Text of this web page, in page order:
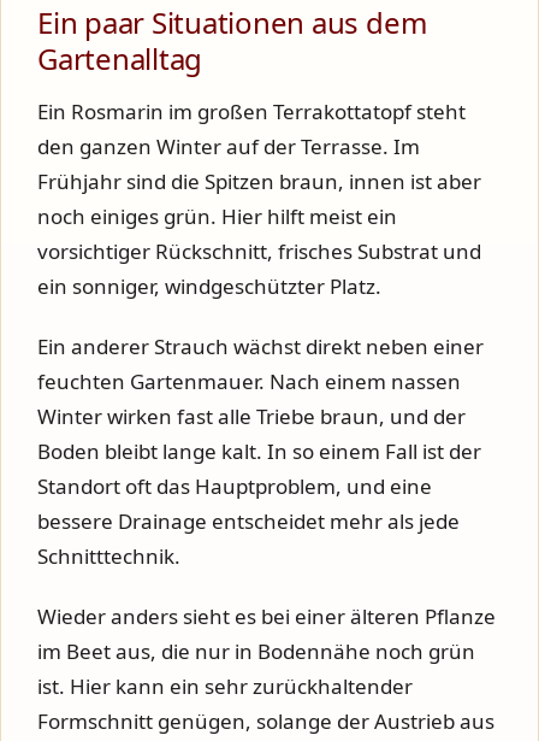
Ein paar Situationen aus dem
Gartenalltag
Ein Rosmarin im großen Terrakottatopf steht
den ganzen Winter auf der Terrasse. Im
Frühjahr sind die Spitzen braun, innen ist aber
noch einiges grün. Hier hilft meist ein
vorsichtiger Rückschnitt, frisches Substrat und
ein sonniger, windgeschützter Platz.
Ein anderer Strauch wächst direkt neben einer
feuchten Gartenmauer. Nach einem nassen
Winter wirken fast alle Triebe braun, und der
Boden bleibt lange kalt. In so einem Fall ist der
Standort oft das Hauptproblem, und eine
bessere Drainage entscheidet mehr als jede
Schnitttechnik.
Wieder anders sieht es bei einer älteren Pflanze
im Beet aus, die nur in Bodennähe noch grün
ist. Hier kann ein sehr zurückhaltender
Formschnitt genügen, solange der Austrieb aus